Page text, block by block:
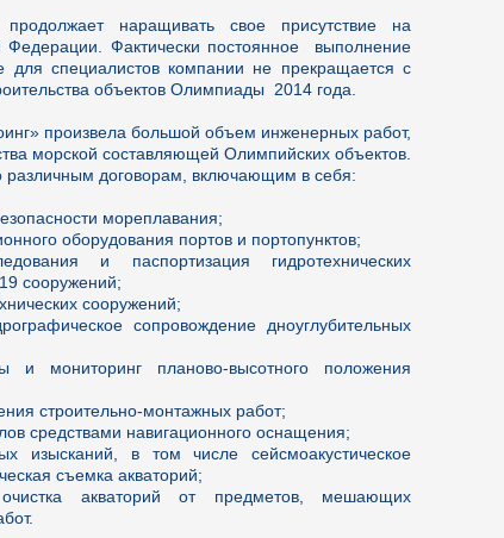
наращивать свое присутствие на
Федерации. Фактически постоянное выполнение
специалистов компании не прекращается с
объектов Олимпиады 2014 года.
произвела большой объем инженерных работ,
морской составляющей Олимпийских объектов.
различным договорам, включающим в себя:
мореплавания;
оборудования портов и портопунктов;
и паспортизация гидротехнических
сооружений;
сооружений;
сопровождение дноуглубительных
и мониторинг планово-высотного положения
строительно-монтажных работ;
средствами навигационного оснащения;
изысканий, в том числе сейсмоакустическое
съемка акваторий;
акваторий от предметов, мешающих